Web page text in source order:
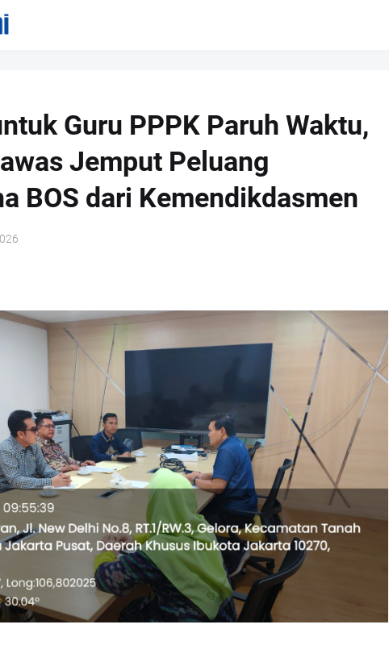
Guru PPPK Paruh Waktu,
Jemput Peluang
BOS dari Kemendikdasmen